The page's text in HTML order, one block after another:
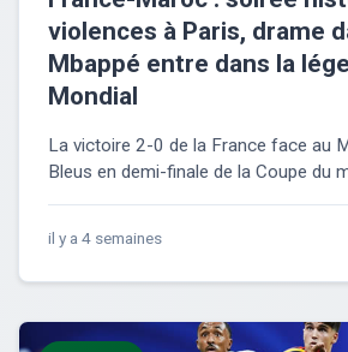
violences à Paris, drame
Mbappé entre dans la
Mondial
La victoire 2-0 de la France face au
Bleus en demi-finale de la Coupe du
il y a 4 semaines